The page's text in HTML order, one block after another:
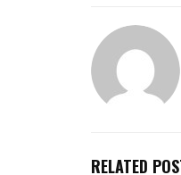
RELATED